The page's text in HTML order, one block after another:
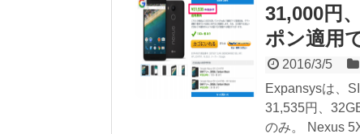
31,000円
ポン適用
2016/3/5
Expansysは、
31,535円、
のみ。 Nexus